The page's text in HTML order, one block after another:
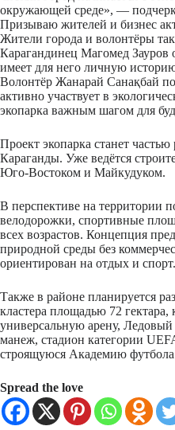
окружающей среде», —
Призываю жителей и бизнес
Жители города и волонтёры
Карагандинец Магомед Зауров
имеет для него личную
Волонтёр Жанарай Санақбай
активно участвует в
экопарка важным шагом для
Проект экопарка станет
Караганды. Уже ведётся
Юго-Востоком и Майкудуком.
В перспективе на территории
велодорожки, спортивные
всех возрастов. Концепция
природной среды без
ориентирован на отдых и спорт.
Также в районе планируется
кластера площадью 72 гектара,
универсальную арену, Ледовый
манеж, стадион категории
строящуюся Академию
Spread the love